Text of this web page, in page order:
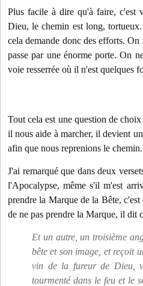
Plus facile à dire qu'à faire, c'est
Dieu, le chemin est long,
cela demande donc des efforts.
passe par une énorme porte. On
voie resserrée où il n'est quelques
Tout cela est une question de
il nous aide à marcher, il devient
afin que nous reprenions le chemin.
J'ai remarqué que dans deux
l'Apocalypse, même s'il m'est
prendre la Marque de la Bête,
de ne pas prendre la Marque, il dit
Et un autre, un troisième
bête et son image, et reçoit
vin de la fureur de Dieu,
tourmenté dans le feu et le